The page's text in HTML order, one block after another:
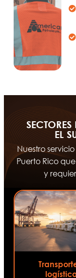
EL
Nuestro
Puerto Rico
y